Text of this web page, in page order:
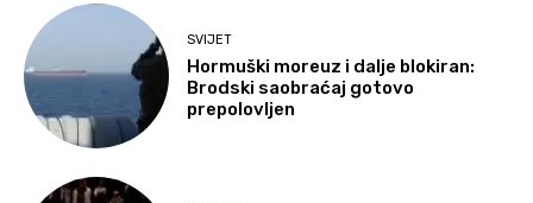
SVIJET
Hormuški moreuz i dalje blokiran:
Brodski saobraćaj gotovo
prepolovljen